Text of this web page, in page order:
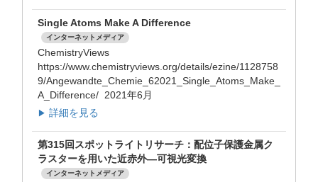
Single Atoms Make A Difference
インターネットメディア
ChemistryViews
https://www.chemistryviews.org/details/ezine/1128758
9/Angewandte_Chemie_62021_Single_Atoms_Make_
A_Difference/ 2021年6月
▶ 詳細を見る
第315回スポットライトリサーチ：配位子保護金属ク
ラスターを用いた近赤外―可視光変換
インターネットメディア